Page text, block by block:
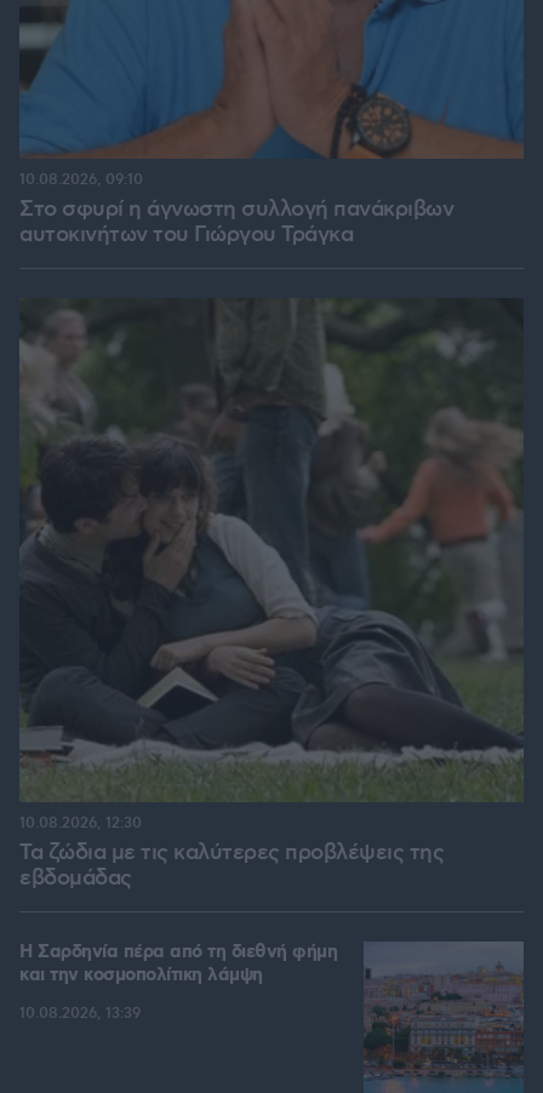
Στο σφυρί η άγνωστη συλλογή πανάκριβων
αυτοκινήτων του Γιώργου Τράγκα
10.08.2026, 09:10
Τα ζώδια με τις καλύτερες προβλέψεις της
εβδομάδας
10.08.2026, 12:30
Η Σαρδηνία πέρα από τη διεθνή φήμη
και την κοσμοπολίτικη λάμψη
10.08.2026, 13:39